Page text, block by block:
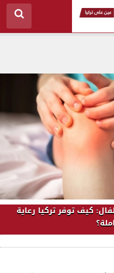
كيف توفر تركيا رعاية